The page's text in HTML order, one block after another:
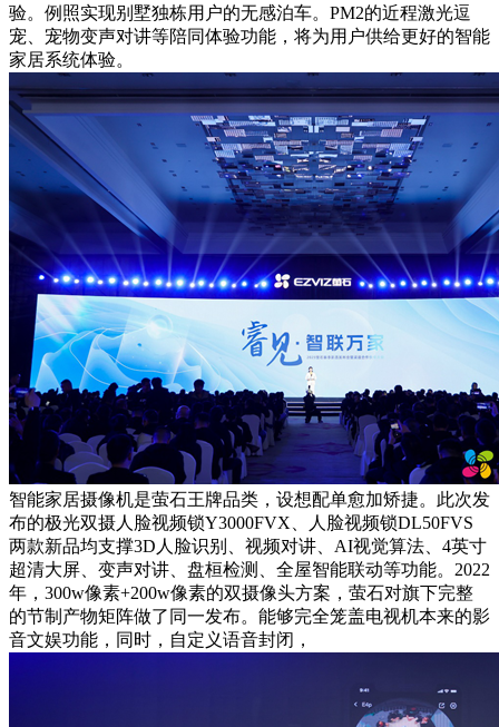
验。例照实现别墅独栋用户的无感泊车。PM2的近程激光逗
宠、宠物变声对讲等陪同体验功能，将为用户供给更好的智能
家居系统体验。
智能家居摄像机是萤石王牌品类，设想配单愈加矫捷。此次发
布的极光双摄人脸视频锁Y3000FVX、人脸视频锁DL50FVS
两款新品均支撑3D人脸识别、视频对讲、AI视觉算法、4英寸
超清大屏、变声对讲、盘桓检测、全屋智能联动等功能。2022
年，300w像素+200w像素的双摄像头方案，萤石对旗下完整
的节制产物矩阵做了同一发布。能够完全笼盖电视机本来的影
音文娱功能，同时，自定义语音封闭，